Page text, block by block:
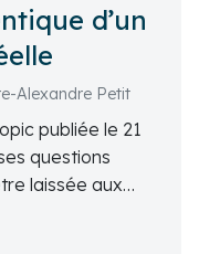
d’un
Thomas Cassuto, Pierre-Alexandre Petit
publiée le 21
questions
laissée aux